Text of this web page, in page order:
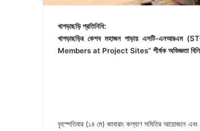
খাগড়াছড়ি প্রতিনিধি:
খাগড়াছড়ির কেশব মহাজন পাড়ায় এসটি-
Members at Project Sites” শীর্ষক অভিজ্ঞতা
বৃহস্পতিবার (১৪ মে) জাবারাং কল্যাণ সমিতির আয়োজনে